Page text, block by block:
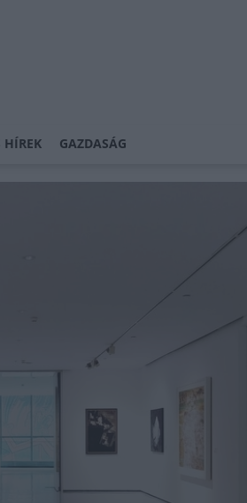
HÍREK GAZDASÁG